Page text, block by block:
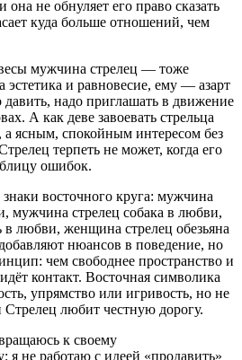
она не обнуляет его право сказать
куда больше отношений, чем
мужчина стрелец — тоже
и равновесие, ему — азарт
давить, надо приглашать в движение
А как деве завоевать стрельца
ясным, спокойным интересом без
терпеть не может, когда его
ошибок.
восточного круга: мужчина
мужчина стрелец собака в любви,
любви, женщина стрелец обезьяна
нюансов в поведение, но
чем свободнее пространство и
контакт. Восточная символика
упрямство или игривость, но не
любит честную дорогу.
к своему
я не работаю с идеей «продавить»